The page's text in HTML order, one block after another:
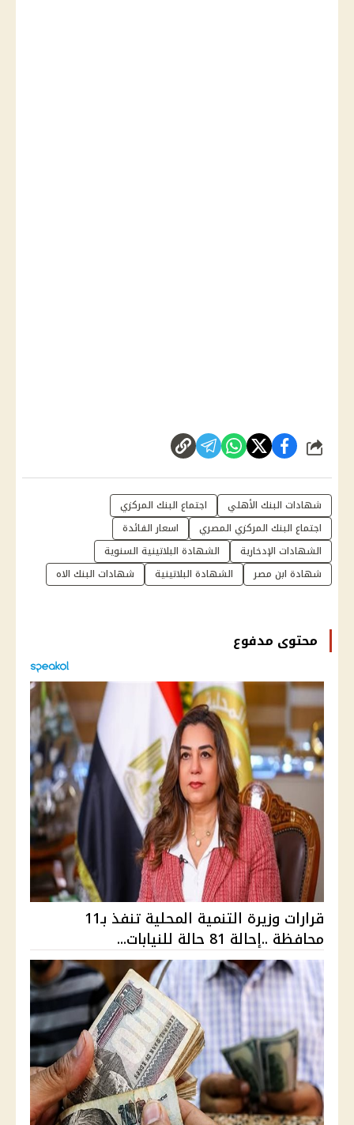
شارك
شهادات البنك الأهلي
اجتماع البنك المركزي
اجتماع البنك المركزي المصري
اسعار الفائدة
الشهادات الإدخارية
الشهادة البلاتينية السنوية
شهادة ابن مصر
الشهادة البلاتينية شهادات البنك الاه
محتوى مدفوع
قرارات وزيرة التنمية المحلية تنفذ بـ11
محافظة ..إحالة 81 حالة للنيابات...